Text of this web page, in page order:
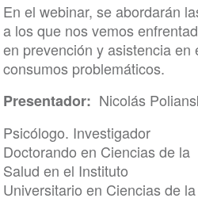
En el webinar, se abordarán
a los que nos vemos
en prevención y asistencia en
consumos problemáticos.
Presentador: Nicolás
Psicólogo. Investigador
Doctorando en Ciencias de la
Salud en el Instituto
Universitario en Ciencias de la